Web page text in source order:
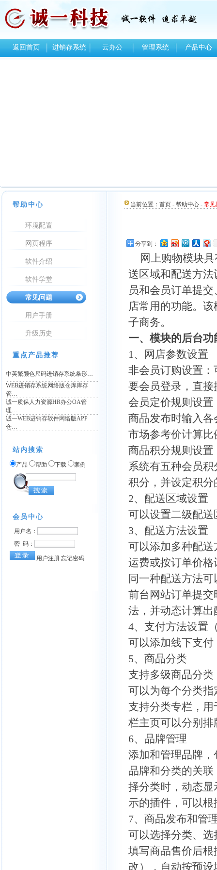
返回首页 进销存系统 云办公 管理系统 产品中心
帮助中心
环境配置
网页程序
软件介绍
软件学堂
常见问题
用户手册
升级历史
重点产品推荐
中英繁颜色尺码进销存系统条形…
WEB进销存系统网络版仓库库存
管…
诚一质保人力资源HR办公OA管
理…
诚一WEB进销存软件网络版APP
仓…
站内搜索
产品 帮助 下载 案例
当前位置： 首页 - 帮助中心 - 常见
分享到：
网上购物模块具
送区域和配送方
员和会员订单提
店常用的功能。
子商务。
一、模块的后台功
1、网店参数设置
非会员订购设置
要会员登录，直
会员定价规则设
商品发布时输入
市场参考价计算
商品积分规则设
系统有五种会员
积分，并设定积分
2、配送区域设置
可以设置二级配
3、配送方法设置
可以添加多种配
运费或按订单价格
同一种配送方法
前台网站订单提
法，并动态计算出
4、支付方法设置
可以添加线下支
5、商品分类
支持多级商品分类
可以为每个分类
支持分类专栏，
栏主页可以分别排
6、品牌管理
添加和管理品牌
品牌和分类的关
择分类时，动态
示的插件，可以
7、商品发布和管
可以选择分类、
填写商品售价后
改），自动按预